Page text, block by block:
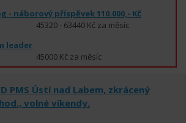
- náborový příspěvek 110.000,- Kč
45320 - 63440 Kč za měsíc
leader
45000 Kč za měsíc
PMS Ústí nad Labem, zkrácený
volné víkendy.